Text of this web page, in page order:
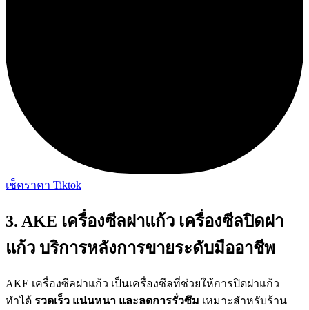
เช็คราคา Tiktok
3. AKE เครื่องซีลฝาแก้ว เครื่องซีลปิดฝา
แก้ว บริการหลังการขายระดับมืออาชีพ
AKE เครื่องซีลฝาแก้ว เป็นเครื่องซีลที่ช่วยให้การปิดฝาแก้ว
ทำได้ รวดเร็ว แน่นหนา และลดการรั่วซึม เหมาะสำหรับร้าน